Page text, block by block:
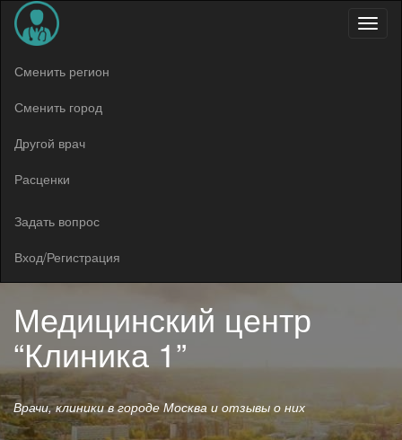
Меню
Сменить регион
Сменить город
Другой врач
Расценки
Задать вопрос
Вход/Регистрация
Медицинский центр
“Клиника 1”
Врачи, клиники в городе Москва и отзывы о них